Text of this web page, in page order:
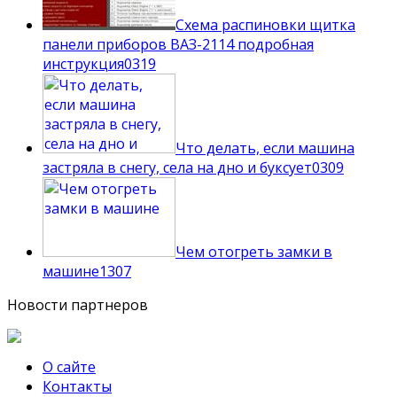
Схема распиновки щитка
панели приборов ВАЗ-2114 подробная
инструкция0319
Что делать, если машина
застряла в снегу, села на дно и буксует0309
Чем отогреть замки в
машине1307
Новости партнеров
О сайте
Контакты